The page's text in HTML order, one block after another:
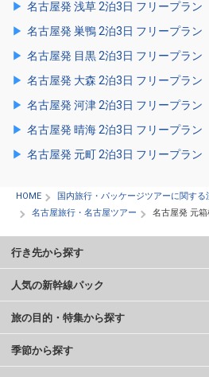
名古屋発 浅草 2泊3日 フリープラン
名古屋発 巣鴨 2泊3日 フリープラン
名古屋発 目黒 2泊3日 フリープラン
名古屋発 大森 2泊3日 フリープラン
名古屋発 河津 2泊3日 フリープラン
名古屋発 晴海 2泊3日 フリープラン
名古屋発 元町 2泊3日 フリープラン
HOME
国内旅行・パッケージツアーに関す
名古屋旅行・名古屋ツアー
名古屋発 元
行き先から探す
人気の新幹線パック
旅の目的・特集から探す
季節から探す